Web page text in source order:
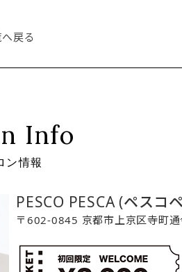
戻る
Info
ン情報
PESCO PESCA (ペスコ
〒602-0845 京都市上京区寺町